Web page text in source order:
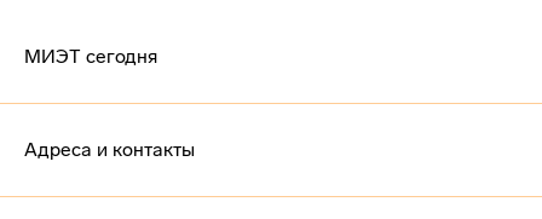
МИЭТ сегодня
Адреса и контакты